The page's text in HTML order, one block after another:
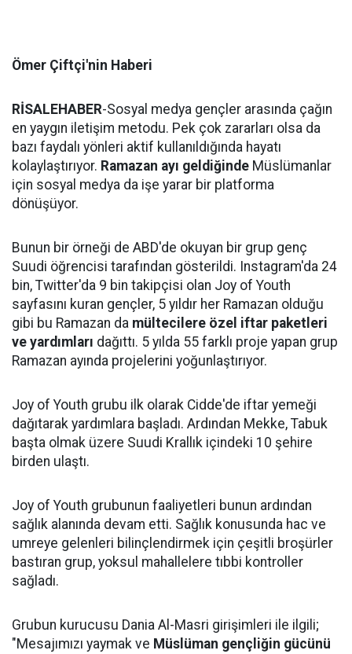
Ömer Çiftçi'nin Haberi
RİSALEHABER-Sosyal medya gençler arasında çağın
en yaygın iletişim metodu. Pek çok zararları olsa da
bazı faydalı yönleri aktif kullanıldığında hayatı
kolaylaştırıyor. Ramazan ayı geldiğinde Müslümanlar
için sosyal medya da işe yarar bir platforma
dönüşüyor.
Bunun bir örneği de ABD'de okuyan bir grup genç
Suudi öğrencisi tarafından gösterildi. Instagram'da 24
bin, Twitter'da 9 bin takipçisi olan Joy of Youth
sayfasını kuran gençler, 5 yıldır her Ramazan olduğu
gibi bu Ramazan da mültecilere özel iftar paketleri
ve yardımları dağıttı. 5 yılda 55 farklı proje yapan grup
Ramazan ayında projelerini yoğunlaştırıyor.
Joy of Youth grubu ilk olarak Cidde'de iftar yemeği
dağıtarak yardımlara başladı. Ardından Mekke, Tabuk
başta olmak üzere Suudi Krallık içindeki 10 şehire
birden ulaştı.
Joy of Youth grubunun faaliyetleri bunun ardından
sağlık alanında devam etti. Sağlık konusunda hac ve
umreye gelenleri bilinçlendirmek için çeşitli broşürler
bastıran grup, yoksul mahallelere tıbbi kontroller
sağladı.
Grubun kurucusu Dania Al-Masri girişimleri ile ilgili;
"Mesajımızı yaymak ve Müslüman gençliğin gücünü